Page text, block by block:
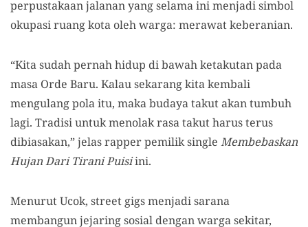
perpustakaan jalanan yang selama ini menjadi simbol
okupasi ruang kota oleh warga: merawat keberanian.
“Kita sudah pernah hidup di bawah ketakutan pada
masa Orde Baru. Kalau sekarang kita kembali
mengulang pola itu, maka budaya takut akan tumbuh
lagi. Tradisi untuk menolak rasa takut harus terus
dibiasakan,” jelas rapper pemilik single Membebaskan
Hujan Dari Tirani Puisiini.
Menurut Ucok, street gigs menjadi sarana
membangun jejaring sosial dengan warga sekitar,